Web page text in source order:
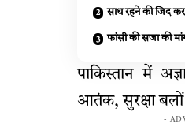
साथ रहने की जिद कर
फांसी की सजा की
पाकिस्तान में
आतंक, सुरक्षा
-